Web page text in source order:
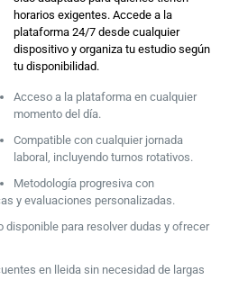
horarios exigentes. Accede a la
plataforma 24/7 desde cualquier
dispositivo y organiza tu estudio según
tu disponibilidad.
Acceso a la plataforma en cualquier
momento del día.
Compatible con cualquier jornada
laboral, incluyendo turnos rotativos.
Metodología progresiva con
y evaluaciones personalizadas.
disponible para resolver dudas y ofrecer
en lleida sin necesidad de largas